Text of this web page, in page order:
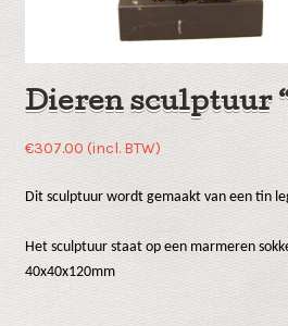
Dieren sculptuur
€307.00 (incl. BTW)
Dit sculptuur wordt gemaakt van een tin
Het sculptuur staat op een marmeren
40x40x120mm